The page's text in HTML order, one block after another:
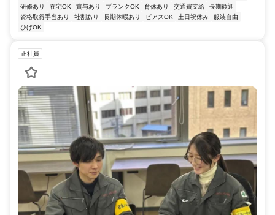
研修あり
在宅OK 賞与あり ブランクOK 育休あり 交通費支給
長期歓迎
資格取得手当あり
社割あり 長期休暇あり ピアスOK 土日祝休み
服装自由
ひげOK
正社員